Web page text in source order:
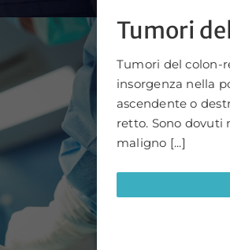
Tumori
Tumori del colon-
insorgenza nella
ascendente o
retto. Sono dovuti
maligno [...]